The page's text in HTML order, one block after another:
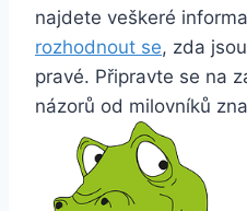
najdete veškeré‍
rozhodnout se, zda
pravé. Připravte ⁢se na
názorů‌ od ⁣milovníků